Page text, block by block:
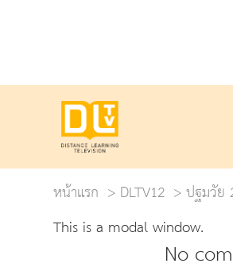
หน้าแรก
DLTV12 ปฐมวัย
This is a modal window.
No